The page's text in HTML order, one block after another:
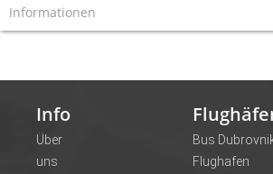
Informationen
Info
Über
uns
Bus
Flughafen